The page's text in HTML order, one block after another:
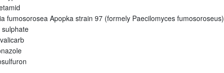
fumosorosea Apopka strain 97 (formely Paecilomyces fumosoroseus)
sulphate